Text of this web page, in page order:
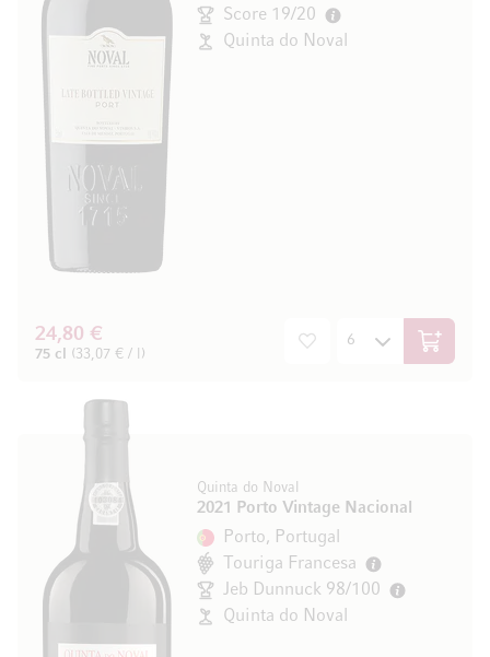
Score 19/20
Quinta do Noval
24,80 €
75 cl (33,07 € / l) In den
Quinta do Noval
2021 Porto Vintage Nacional
Porto, Portugal
Touriga Francesa
Jeb Dunnuck 98/100
Quinta do Noval